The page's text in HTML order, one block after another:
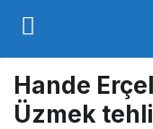
Hande
Üzmek